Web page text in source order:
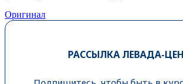
Оригинал
РАССЫЛКА ЛЕВАДА-